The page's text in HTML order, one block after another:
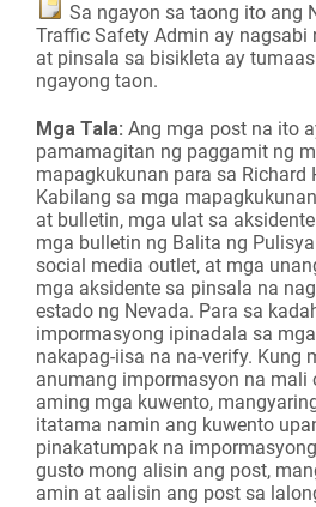
Sa ngayon sa taong ito ang
Traffic Safety Admin ay nagsabi
at pinsala sa bisikleta ay
ngayong taon.
Mga Tala: Ang mga post na ito
pamamagitan ng paggamit ng
mapagkukunan para sa Richard
Kabilang sa mga
at bulletin, mga ulat sa
mga bulletin ng Balita ng
social media outlet, at mga
mga aksidente sa pinsala na
estado ng Nevada. Para sa
impormasyong ipinadala sa
nakapag-iisa na na-verify. Kung
anumang impormasyon na mali
aming mga kuwento,
itatama namin ang kuwento
pinakatumpak na
gusto mong alisin ang post,
amin at aalisin ang post sa